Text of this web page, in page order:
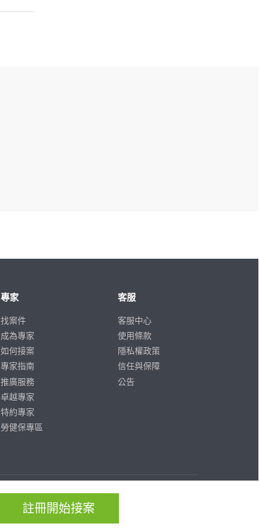
註冊開始接案
專家
找案件
成為專家
如何接案
專家指南
推廣服務
卓越專家
特約專家
勞健保專區
客服
客服中心
使用條款
隱私權政策
信任與保障
公告